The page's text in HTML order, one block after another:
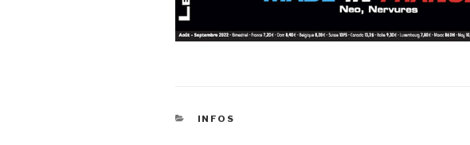
CATÉGORIES
INFOS